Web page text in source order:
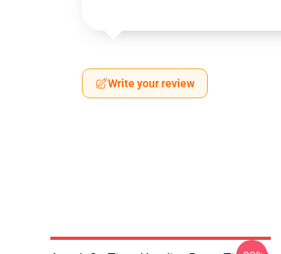
Write your review